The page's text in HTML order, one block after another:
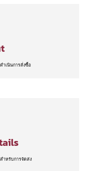
ำเนินการสั่งซื้อ
ำหรับการจัดส่ง